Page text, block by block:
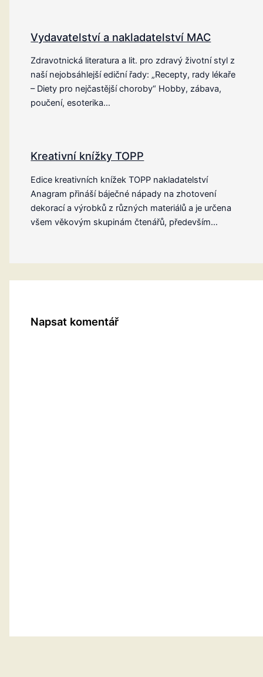
Vydavatelství a nakladatelství MAC
Zdravotnická literatura a lit. pro zdravý životní styl z
naší nejobsáhlejší ediční řady: „Recepty, rady lékaře
– Diety pro nejčastější choroby“ Hobby, zábava,
poučení, esoterika…
Kreativní knížky TOPP
Edice kreativních knížek TOPP nakladatelství
Anagram přináší báječné nápady na zhotovení
dekorací a výrobků z různých materiálů a je určena
všem věkovým skupinám čtenářů, především…
Napsat komentář